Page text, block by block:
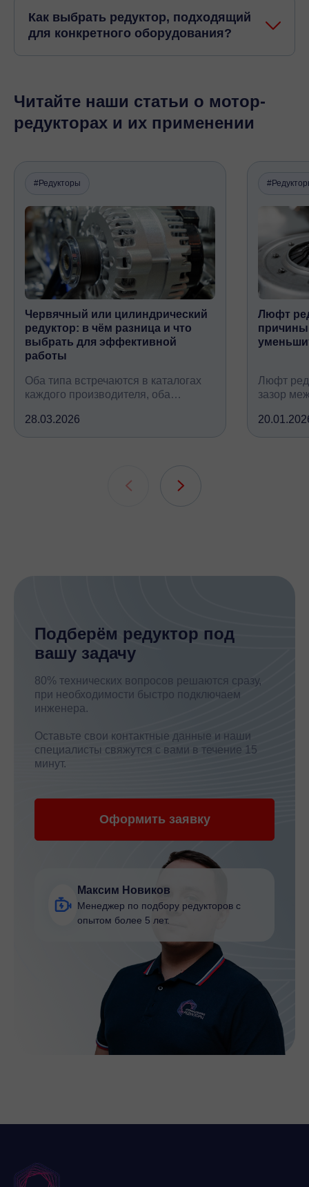
Как выбрать редуктор, подходящий
для конкретного оборудования?
Читайте наши статьи о мотор-
редукторах и их применении
#Редукторы
Червячный или цилиндрический
редуктор: в чём разница и что
выбрать для эффективной
работы
Оба типа встречаются в каталогах
каждого производителя, оба
крутящий момент, но устроены
принципиально по-разному, при
28.03.2026
Люфт
Люфт
зазор
всех
Подберём редуктор под
вашу задачу
80% технических вопросов решаются сразу,
при необходимости быстро подключаем
инженера.
Оставьте свои контактные данные и наши
специалисты свяжутся с вами в течение 15
минут.
Оформить заявку
Максим Новиков
Менеджер по подбору редукторов с
опытом более 5 лет.